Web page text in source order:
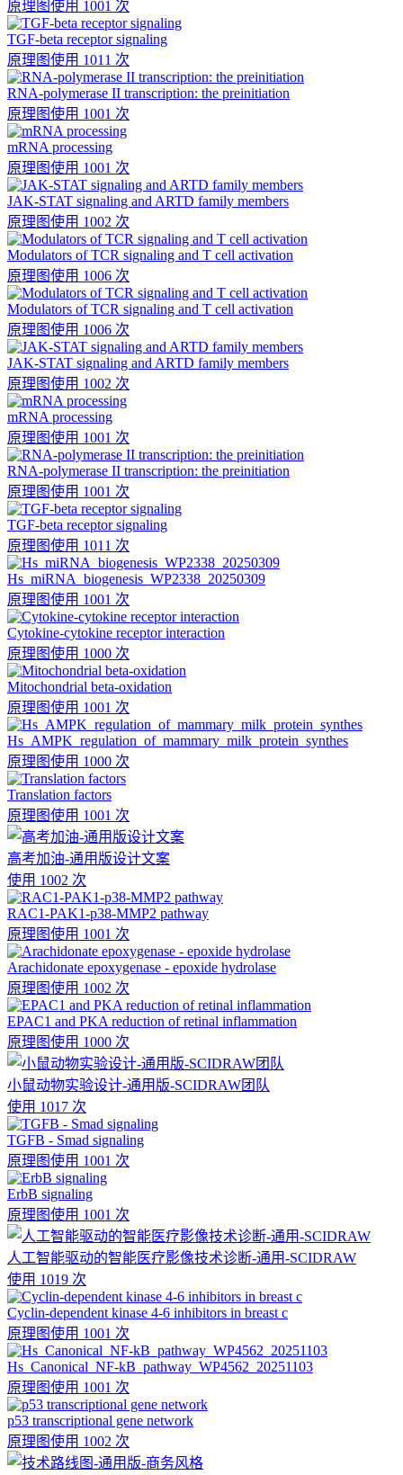
原理图使用 1001 次
TGF-beta receptor signaling
原理图使用 1011 次
RNA-polymerase II transcription: the preinitiation
原理图使用 1001 次
mRNA processing
原理图使用 1001 次
JAK-STAT signaling and ARTD family members
原理图使用 1002 次
Modulators of TCR signaling and T cell activation
原理图使用 1006 次
Modulators of TCR signaling and T cell activation
原理图使用 1006 次
JAK-STAT signaling and ARTD family members
原理图使用 1002 次
mRNA processing
原理图使用 1001 次
RNA-polymerase II transcription: the preinitiation
原理图使用 1001 次
TGF-beta receptor signaling
原理图使用 1011 次
Hs_miRNA_biogenesis_WP2338_20250309
原理图使用 1001 次
Cytokine-cytokine receptor interaction
原理图使用 1000 次
Mitochondrial beta-oxidation
原理图使用 1001 次
Hs_AMPK_regulation_of_mammary_milk_protein_synthes
原理图使用 1000 次
Translation factors
原理图使用 1001 次
高考加油-通用版设计文案
使用 1002 次
RAC1-PAK1-p38-MMP2 pathway
原理图使用 1001 次
Arachidonate epoxygenase - epoxide hydrolase
原理图使用 1002 次
EPAC1 and PKA reduction of retinal inflammation
原理图使用 1000 次
小鼠动物实验设计-通用版-SCIDRAW团队
使用 1017 次
TGFB - Smad signaling
原理图使用 1001 次
ErbB signaling
原理图使用 1001 次
人工智能驱动的智能医疗影像技术诊断-通用-SCIDRAW
使用 1019 次
Cyclin-dependent kinase 4-6 inhibitors in breast c
原理图使用 1001 次
Hs_Canonical_NF-kB_pathway_WP4562_20251103
原理图使用 1001 次
p53 transcriptional gene network
原理图使用 1002 次